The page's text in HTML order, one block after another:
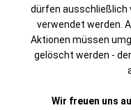
dürfen ausschließlich
verwendet werden.
Aktionen müssen
gelöscht werden -
Wir freuen uns